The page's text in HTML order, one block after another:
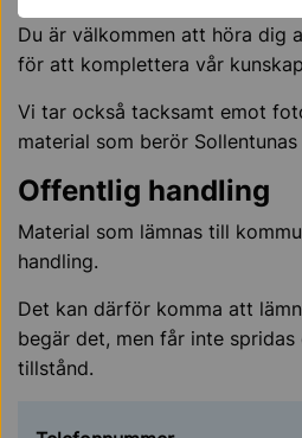
Du är välkommen att höra dig
för att komplettera vår
Vi tar också tacksamt emot
material som berör
Offentlig handling
Material som lämnas till
handling.
Det kan därför komma att
begär det, men får inte
tillstånd.